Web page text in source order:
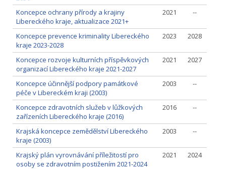
Koncepce ochrany přírody a krajiny
Libereckého kraje, aktualizace 2021+
2021 --
Koncepce prevence kriminality Libereckého
kraje 2023-2028
2023 2028
Koncepce rozvoje kulturních příspěvkových
organizací Libereckého kraje 2021-2027
2021 2027
Koncepce účinnější podpory památkové
péče v Libereckém kraji (2003)
2003 --
Koncepce zdravotních služeb v lůžkových
zařízeních Libereckého kraje (2016)
2016 --
Krajská koncepce zemědělství Libereckého
kraje (2003)
2003 --
Krajský plán vyrovnávání příležitostí pro
osoby se zdravotním postižením 2021-2024
2021 2024